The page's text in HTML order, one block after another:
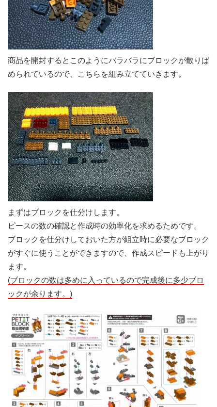
商品を開封するとこのようにバラバラにブロックが散りば
められているので、こちらを組み立てていきます。
まずはブロックを仕分けします。
ピースの数の確認と作成時の効率化を求めるためです。
ブロックを仕分けしておいた方が組立時に必要なブロック
がすぐに使うことができますので、作成スピードも上がり
ます。
(ブロックの数は多めに入っているので完成後に多少ブロ
ックが余ります。)